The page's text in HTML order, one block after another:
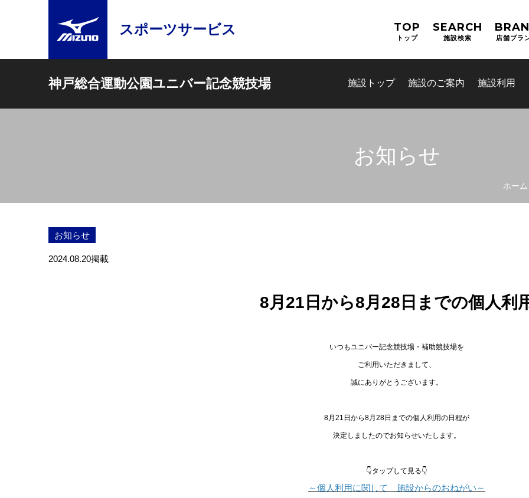
スポーツサービス TOP
トップ
SEARCH
施設検索 店舗ブラ
神戸総合運動公園ユニバー記念競技場 施設トップ 施設のご案内 施設利用
お知らせ
ホーム
お知らせ
2024.08.20掲載
8月21日から8月28日までの個人利
いつもユニバー記念競技場・補助競技場を
ご利用いただきまして、
誠にありがとうございます。
8月21日から8月28日までの個人利用の日程が
決定しましたのでお知らせいたします。
👇タップして見る👇
～個人利用に関して 施設からのおねがい～